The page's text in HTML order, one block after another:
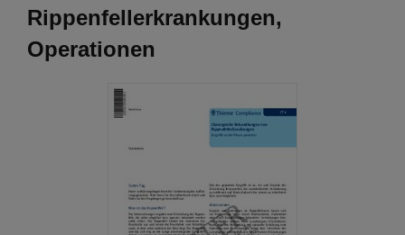
text.skipToContent
text.skipToNavigation
Rippenfellerkrankungen,
Operationen